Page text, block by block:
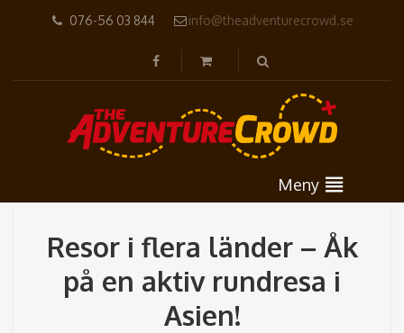
076-56 03 844 info@theadventurecrowd.se
Meny
Resor i flera länder – Åk
på en aktiv rundresa i
Asien!